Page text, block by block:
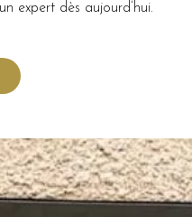
expert dès aujourd’hui.